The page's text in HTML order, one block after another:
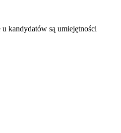
kandydatów są umiejętności